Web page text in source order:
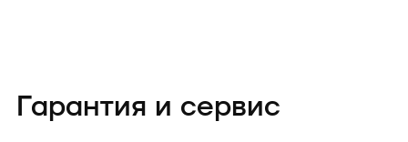
Гарантия и сервис